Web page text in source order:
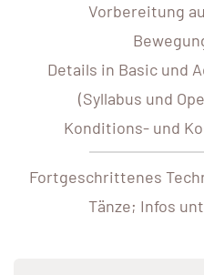
Vorbereitung
Details in Basic und
(Syllabus und
Konditions- und
Fortgeschrittenes
Tänze; Infos